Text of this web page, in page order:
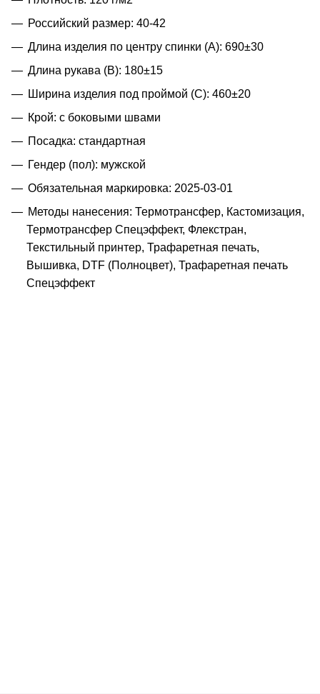
Российский размер: 40-42
Длина изделия по центру спинки (A): 690±30
Длина рукава (B): 180±15
Ширина изделия под проймой (С): 460±20
Крой: с боковыми швами
Посадка: стандартная
Гендер (пол): мужской
Обязательная маркировка: 2025-03-01
Методы нанесения: Термотрансфер, Кастомизация,
Термотрансфер Спецэффект, Флекстран,
Текстильный принтер, Трафаретная печать,
Вышивка, DTF (Полноцвет), Трафаретная печать
Спецэффект